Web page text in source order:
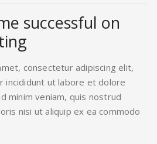
successful on
consectetur adipiscing elit,
incididunt ut labore et dolore
minim veniam, quis nostrud
nisi ut aliquip ex ea commodo